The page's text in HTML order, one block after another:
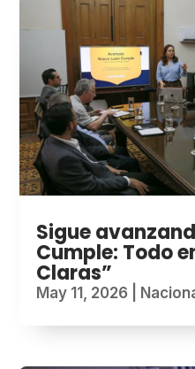
Sigue
Cumple: Todo
Claras”
May 11, 2026